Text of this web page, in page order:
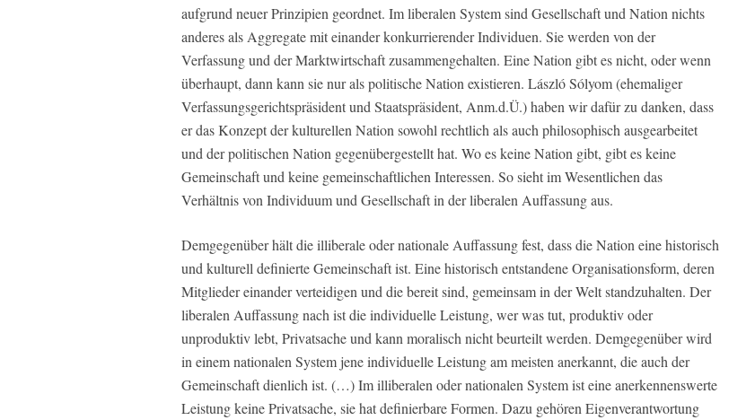
aufgrund neuer Prinzipien geordnet. Im liberalen System sind Gesellschaft und Nation nichts
anderes als Aggregate mit einander konkurrierender Individuen. Sie werden von der
Verfassung und der Marktwirtschaft zusammengehalten. Eine Nation gibt es nicht, oder wenn
überhaupt, dann kann sie nur als politische Nation existieren. László Sólyom (ehemaliger
Verfassungsgerichtspräsident und Staatspräsident, Anm.d.Ü.) haben wir dafür zu danken, dass
er das Konzept der kulturellen Nation sowohl rechtlich als auch philosophisch ausgearbeitet
und der politischen Nation gegenübergestellt hat. Wo es keine Nation gibt, gibt es keine
Gemeinschaft und keine gemeinschaftlichen Interessen. So sieht im Wesentlichen das
Verhältnis von Individuum und Gesellschaft in der liberalen Auffassung aus.
Demgegenüber hält die illiberale oder nationale Auffassung fest, dass die Nation eine historisch
und kulturell definierte Gemeinschaft ist. Eine historisch entstandene Organisationsform, deren
Mitglieder einander verteidigen und die bereit sind, gemeinsam in der Welt standzuhalten. Der
liberalen Auffassung nach ist die individuelle Leistung, wer was tut, produktiv oder
unproduktiv lebt, Privatsache und kann moralisch nicht beurteilt werden. Demgegenüber wird
in einem nationalen System jene individuelle Leistung am meisten anerkannt, die auch der
Gemeinschaft dienlich ist. (…) Im illiberalen oder nationalen System ist eine anerkennenswerte
Leistung keine Privatsache, sie hat definierbare Formen. Dazu gehören Eigenverantwortung